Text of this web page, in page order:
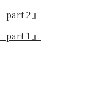
part２』
part１』